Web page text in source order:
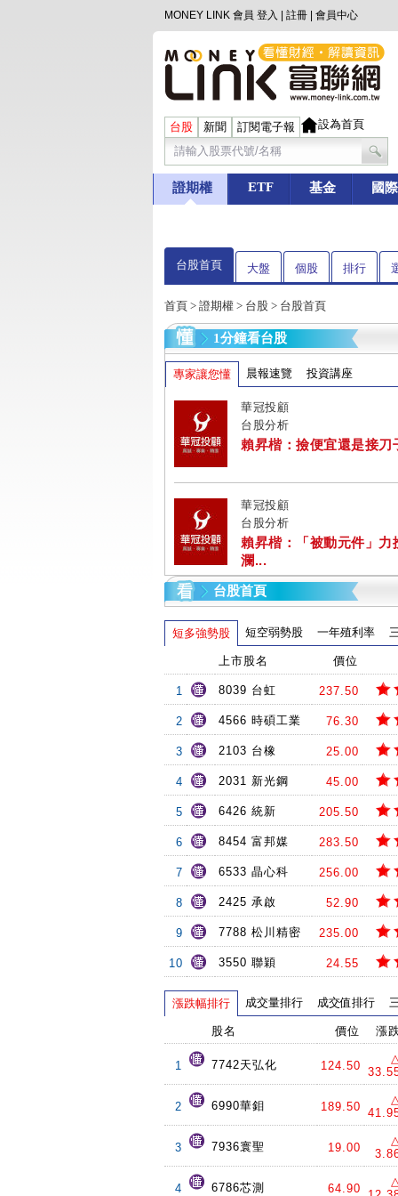
MONEY LINK 會員 登入 註冊 會員中心
台股 新聞 訂閱電子報 設為首頁
證期權 ETF 基金 國際
台股首頁 大盤 個股 排行
首頁 > 證期權 > 台股 > 台股首頁
1分鐘看台股
專家讓您懂 晨報速覽 投資講座
華冠投顧
台股分析
賴昇楷：撿便宜還是接刀
華冠投顧
台股分析
賴昇楷：「被動元件」力
瀾...
台股首頁
短多強勢股 短空弱勢股 一年殖利率
上市股名 價位
1 8039 台虹 237.50
2 4566 時碩工業 76.30
3 2103 台橡 25.00
4 2031 新光鋼 45.00
5 6426 統新 205.50
6 8454 富邦媒 283.50
7 6533 晶心科 256.00
8 2425 承啟 52.90
9 7788 松川精密 235.00
10 3550 聯穎 24.55
漲跌幅排行 成交量排行 成交值排行
股名 價位 漲
1 7742天弘化 124.50
2 6990華鉬 189.50
3 7936寰聖 19.00
4 6786芯測 64.90